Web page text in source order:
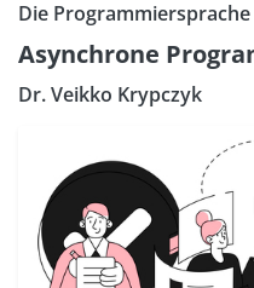
Die
Asynchrone
Dr. Veikko Krypczyk